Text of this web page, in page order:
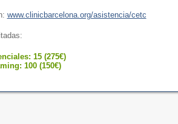
www.clinicbarcelona.org/asistencia/cetc
15 (275€)
100 (150€)